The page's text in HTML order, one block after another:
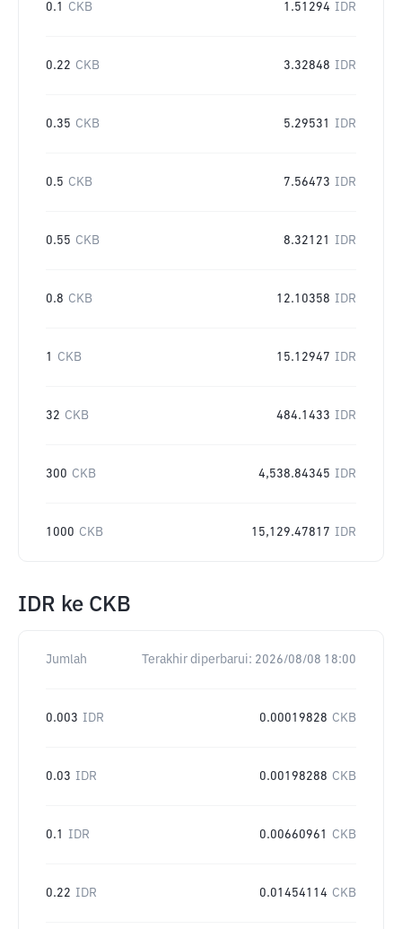
0.1 CKB 1.51294 IDR
0.22 CKB 3.32848 IDR
0.35 CKB 5.29531 IDR
0.5 CKB 7.56473 IDR
0.55 CKB 8.32121 IDR
0.8 CKB 12.10358 IDR
1 CKB 15.12947 IDR
32 CKB 484.1433 IDR
300 CKB 4,538.84345 IDR
1000 CKB 15,129.47817 IDR
IDR ke CKB
Jumlah Terakhir diperbarui: 2026/08/08 18:00
0.003 IDR 0.00019828 CKB
0.03 IDR 0.00198288 CKB
0.1 IDR 0.00660961 CKB
0.22 IDR 0.01454114 CKB